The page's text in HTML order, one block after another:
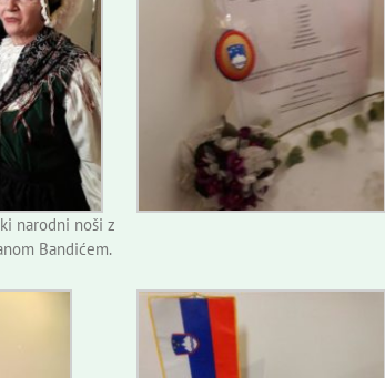
narodni noši z
Bandićem.